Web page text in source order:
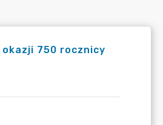
okazji 750 rocznicy